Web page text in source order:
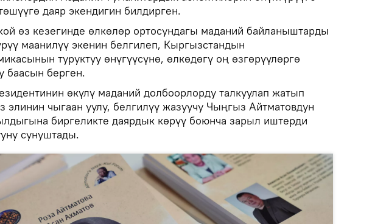
даяр экендигин билдирген.
өз кезегинде өлкөлөр ортосундагы маданий байланыштарды
маанилүү экенин белгилеп, Кыргызстандын
туруктуу өнүгүүсүнө, өлкөдөгү оң өзгөрүүлөргө
баасын берген.
өкүлү маданий долбоорлорду талкуулап жатып
элинин чыгаан уулу, белгилүү жазуучу Чыңгыз Айтматовдун
биргеликте даярдык көрүү боюнча зарыл иштерди
сунуштады.